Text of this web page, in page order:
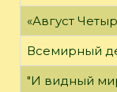
«Август
Всемирный
"И видный